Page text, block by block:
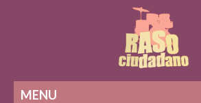
MENU